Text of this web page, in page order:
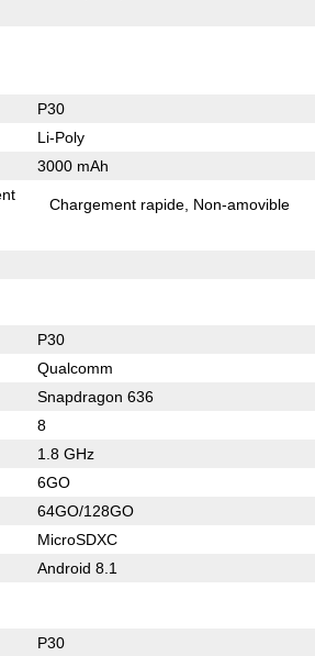
P30
Li-Poly
3000 mAh
Chargement rapide Non-amovible
P30
Qualcomm
Snapdragon 636
8
1.8 GHz
6GO
64GO/128GO
MicroSDXC
Android 8.1
P30